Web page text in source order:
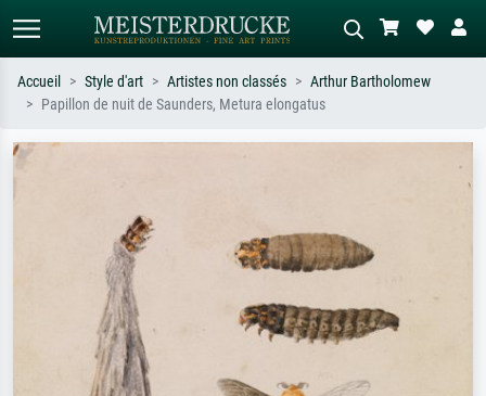
nu.
Accueil Style d'art Artistes non classés
Arthur Bartholomew
Papillon de nuit de Saunders, Metura elongatus